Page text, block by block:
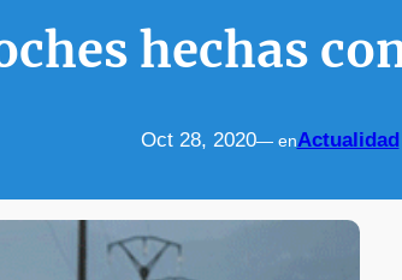
hechas
Oct 28, 2020— enActualidad